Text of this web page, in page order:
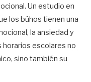
Un estudio en
los búhos tienen una
la ansiedad y
horarios escolares no
sino también su